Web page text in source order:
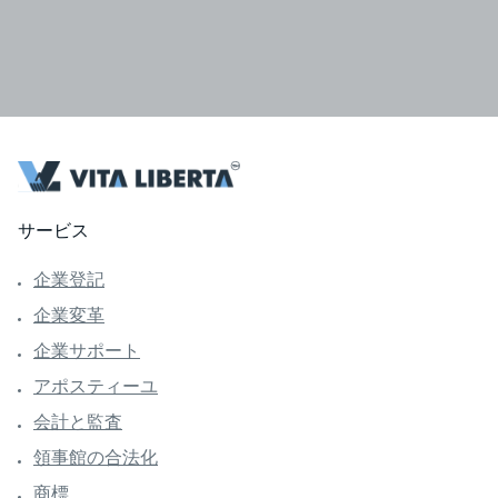
サービス
企業登記
企業変革
企業サポート
アポスティーユ
会計と監査
領事館の合法化
商標